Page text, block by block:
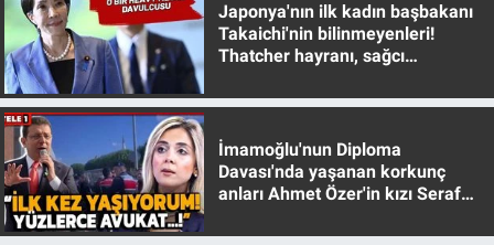
Japonya'nın ilk kadın başbakanı
Takaichi'nin bilinmeyenleri!
Thatcher hayranı, sağcı
İmamoğlu'nun Diploma
Davası'nda yaşanan korkunç
anları Ahmet Özer'in kızı Seraf